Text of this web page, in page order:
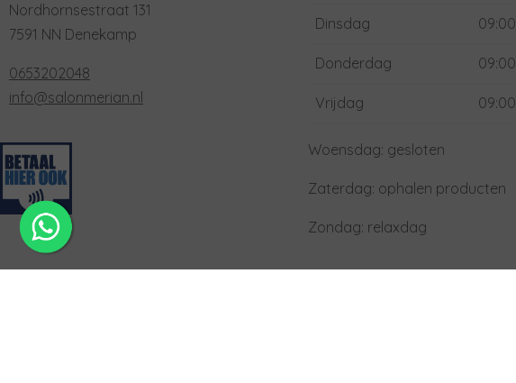
Nordhornsestraat 131
7591 NN Denekamp
0653202048
info@salonmerian.nl
Dinsdag 09:00
Donderdag 09:00
Vrijdag 09:00
Woensdag: gesloten
Zaterdag: ophalen producten
Zondag: relaxdag